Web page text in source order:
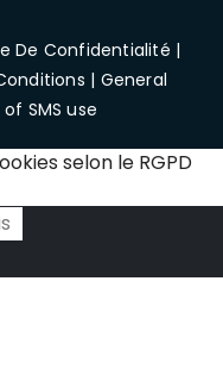
De Confidentialité |
| General
SMS use
selon le RGPD